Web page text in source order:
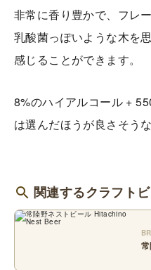
非常に香り豊かで、フレ
乳酸菌っぽいような木を
感じることができます。
8%のハイアルコール +
は選んだほうが良さそうな
関連するクラフト